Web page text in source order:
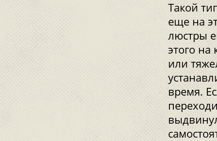
Такой
еще на
люстры
этого
или
время.